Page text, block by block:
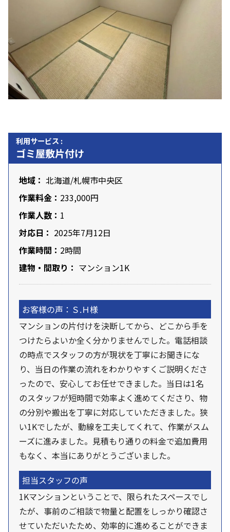
利用サービス :
ゴミ屋敷片付け
地域： 北海道/札幌市中央区
作業料金： 233,000円
作業人数： 1
対応日： 2025年7月12日
作業時間： 2時間
建物・間取り： マンション1K
お客様の声：Ｓ.Ｈ様
マンションの片付けを決断してから、どこから手を
つけたらよいか全く分かりませんでした。電話相談
の時点でスタッフの方が現状を丁寧にお聞きにな
り、当日の作業の流れをわかりやすくご説明くださ
ったので、安心してお任せできました。当日は1名
のスタッフが短時間で効率よく進めてくださり、物
の分別や搬出を丁寧に対応していただきました。狭
い1Kでしたが、動線を工夫してくれて、作業がスム
ーズに進みました。見積もり通りの料金で追加費用
もなく、本当にありがとうございました。
担当スタッフの声
1Kマンションということで、限られたスペースでし
たが、事前のご相談で物量と配置をしっかり確認さ
せていただいたため、効率的に進めることができま